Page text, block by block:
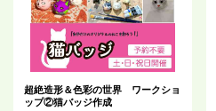
超絶造形＆色彩の世界 ワークショ
ップ②猫バッジ作成